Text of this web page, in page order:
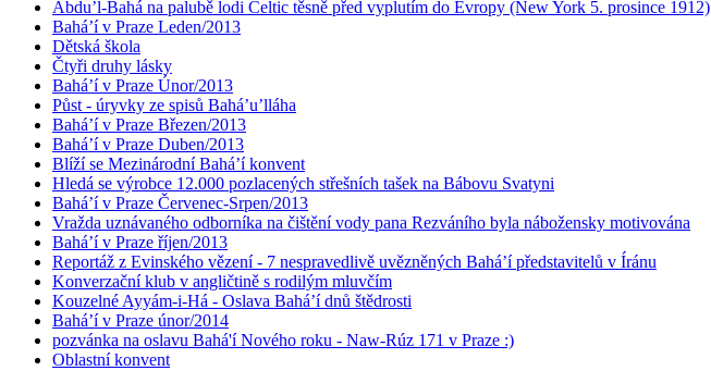
Abdu’l-Bahá na palubě lodi Celtic těsně před vyplutím do Evropy (New York 5. prosince 1912)
Bahá’í v Praze Leden/2013
Dětská škola
Čtyři druhy lásky
Bahá’í v Praze Únor/2013
Půst - úryvky ze spisů Bahá’u’lláha
Bahá’í v Praze Březen/2013
Bahá’í v Praze Duben/2013
Blíží se Mezinárodní Bahá’í konvent
Hledá se výrobce 12.000 pozlacených střešních tašek na Bábovu Svatyni
Bahá’í v Praze Červenec-Srpen/2013
Vražda uznávaného odborníka na čištění vody pana Rezváního byla nábožensky motivována
Bahá’í v Praze říjen/2013
Reportáž z Evinského vězení - 7 nespravedlivě uvězněných Bahá’í představitelů v Íránu
Konverzační klub v angličtině s rodilým mluvčím
Kouzelné Ayyám-i-Há - Oslava Bahá’í dnů štědrosti
Bahá’í v Praze únor/2014
pozvánka na oslavu Bahá'í Nového roku - Naw-Rúz 171 v Praze :)
Oblastní konvent